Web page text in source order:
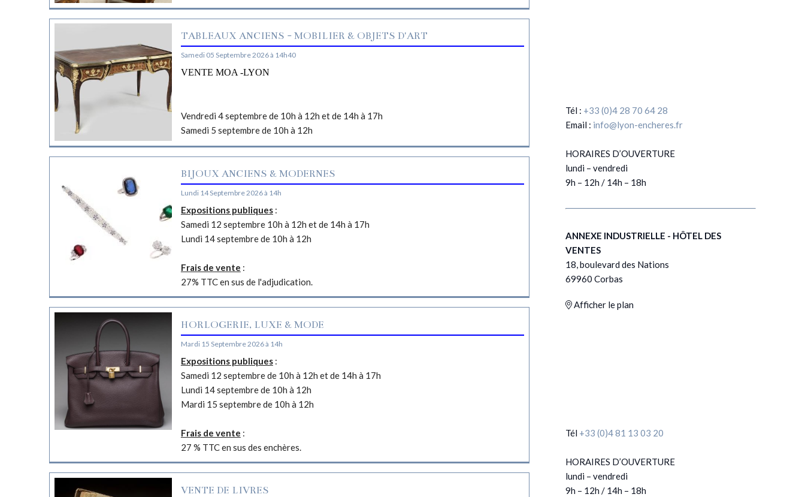
TABLEAUX ANCIENS - MOBILIER & OBJETS D'ART
Samedi 05 Septembre 2026 à 14h40
VENTE MOA -LYON
Vendredi 4 septembre de 10h à 12h et de 14h à 17h
Samedi 5 septembre de 10h à 12h
BIJOUX ANCIENS & MODERNES
Lundi 14 Septembre 2026 à 14h
Expositions publiques:
Samedi 12 septembre 10h à 12h et de 14h à 17h
Lundi 14 septembre de 10h à 12h
Frais de vente :
27% TTC en sus de l'adjudication.
HORLOGERIE, LUXE & MODE
Mardi 15 Septembre 2026 à 14h
Expositions publiques:
Samedi 12 septembre de 10h à 12h et de 14h à 17h
Lundi 14 septembre de 10h à 12h
Mardi 15 septembre de 10h à 12h
Frais de vente :
27 % TTC en sus des enchères.
VENTE DE LIVRES
Tél : +33 (0)4 28 70 64 28
Email : info@lyon-encheres.fr
HORAIRES D’OUVERTURE
lundi – vendredi
9h – 12h / 14h – 18h
ANNEXE INDUSTRIELLE - HÔTEL DES
VENTES
18, boulevard des Nations
69960 Corbas
Afficher le plan
Tél +33 (0)4 81 13 03 20
HORAIRES D’OUVERTURE
lundi – vendredi
9h – 12h / 14h – 18h